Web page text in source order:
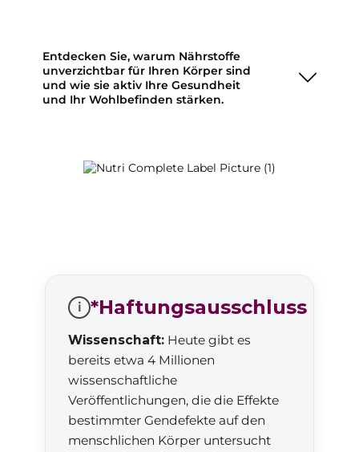
Entdecken Sie, warum Nährstoffe
unverzichtbar für Ihren Körper sind
und wie sie aktiv Ihre Gesundheit
und Ihr Wohlbefinden stärken.
i *Haftungsausschluss
Wissenschaft: Heute gibt es
bereits etwa 4 Millionen
wissenschaftliche
Veröffentlichungen, die die Effekte
bestimmter Gendefekte auf den
menschlichen Körper untersucht